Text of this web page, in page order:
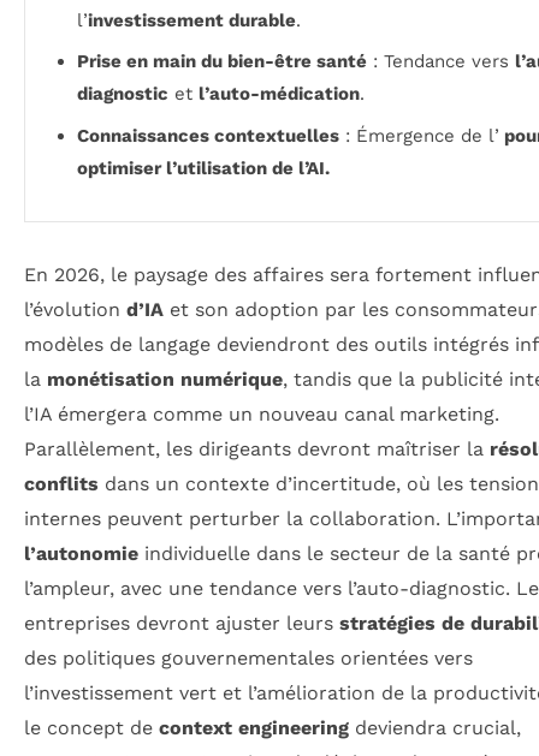
l’investissement durable.
Prise en main du bien-être santé : Tendance vers
diagnostic et l’auto-médication.
Connaissances contextuelles : Émergence de l’
optimiser l’utilisation de l’AI.
En 2026, le paysage des affaires sera fortement
l’évolution d’IA et son adoption par les
modèles de langage deviendront des outils intégrés
la monétisation numérique, tandis que la publicité
l’IA émergera comme un nouveau canal marketing.
Parallèlement, les dirigeants devront maîtriser la
conflits dans un contexte d’incertitude, où les
internes peuvent perturber la collaboration.
l’autonomie individuelle dans le secteur de la santé
l’ampleur, avec une tendance vers l’auto-diagnostic.
entreprises devront ajuster leurs stratégies de
des politiques gouvernementales orientées vers
l’investissement vert et l’amélioration de la
le concept de context engineering deviendra crucial,